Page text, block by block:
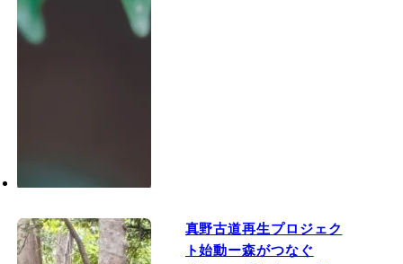
真野古道再生プロジェク
ト始動ー森がつなぐ